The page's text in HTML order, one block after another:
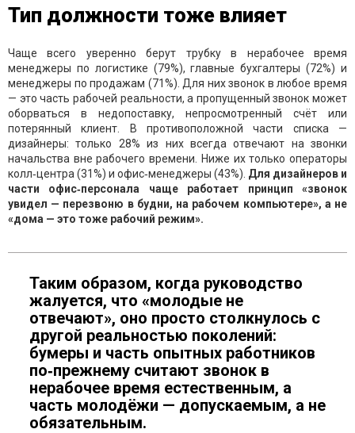
Тип должности тоже влияет
Чаще всего уверенно берут трубку в нерабочее время
менеджеры по логистике (79%), главные бухгалтеры (72%) и
менеджеры по продажам (71%). Для них звонок в любое время
— это часть рабочей реальности, а пропущенный звонок может
оборваться в недопоставку, непросмотренный счёт или
потерянный клиент. В противоположной части списка —
дизайнеры: только 28% из них всегда отвечают на звонки
начальства вне рабочего времени. Ниже их только операторы
колл‑центра (31%) и офис‑менеджеры (43%). Для дизайнеров и
части офис‑персонала чаще работает принцип «звонок
увидел — перезвоню в будни, на рабочем компьютере», а не
«дома — это тоже рабочий режим».
Таким образом, когда руководство
жалуется, что «молодые не
отвечают», оно просто столкнулось с
другой реальностью поколений:
бумеры и часть опытных работников
по‑прежнему считают звонок в
нерабочее время естественным, а
часть молодёжи — допускаемым, а не
обязательным.